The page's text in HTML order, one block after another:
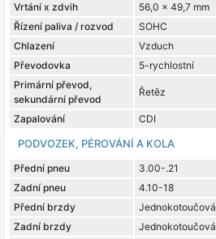
Vrtání x zdvih
56,0 x 49,7 mm
Řízení paliva / rozvod
SOHC
Chlazení
Vzduch
Převodovka
5-rychlostní
Primární převod,
sekundární převod
Řetěz
Zapalování CDI
PODVOZEK, PÉROVÁNÍ A KOLA
Přední pneu
3.00-.21
Zadní pneu
4.10-18
Přední brzdy
Jednokotoučová
Zadní brzdy
Jednokotoučová